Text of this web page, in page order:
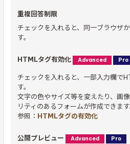
重複回答制限
チェックを入れると、同一ブラウザ
す。
HTMLタグ有効化 Advanced Pro
チェックを入れると、一部入力欄で
す。
文字の色やサイズ等を変えたり、画
リティのあるフォームが作成できます
参照： HTMLタグの有効化
公開プレビュー Advanced Pro